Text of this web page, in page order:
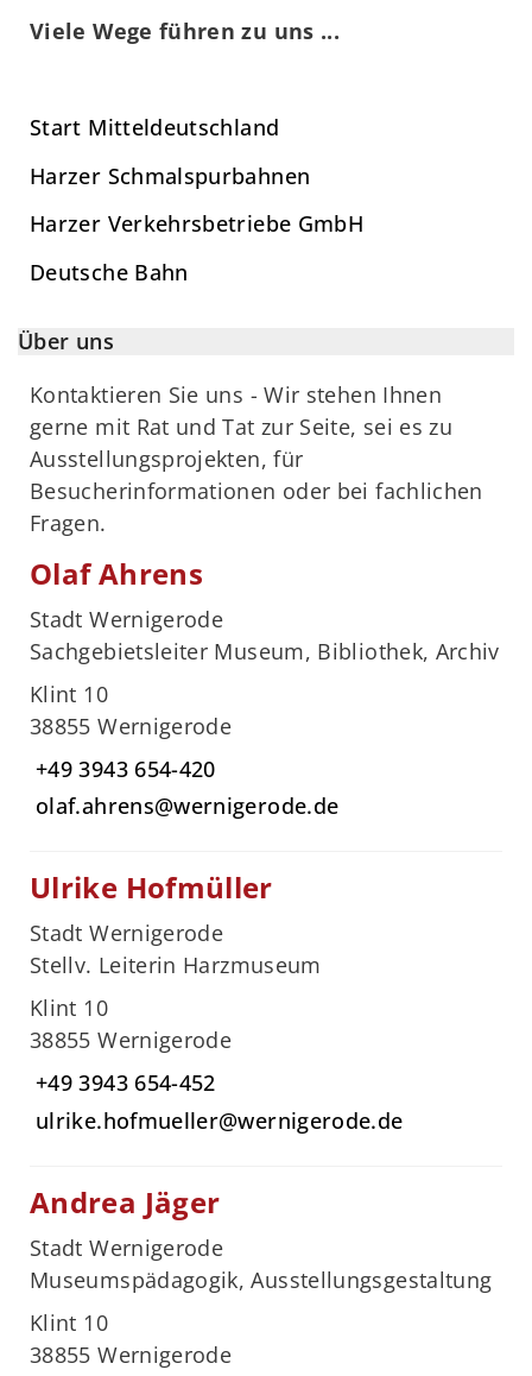
Viele Wege führen zu uns ...
Start Mitteldeutschland
Harzer Schmalspurbahnen
Harzer Verkehrsbetriebe GmbH
Deutsche Bahn
Über uns
Kontaktieren Sie uns - Wir stehen Ihnen
gerne mit Rat und Tat zur Seite, sei es zu
Ausstellungsprojekten, für
Besucherinformationen oder bei fachlichen
Fragen.
Olaf Ahrens
Stadt Wernigerode
Sachgebietsleiter Museum, Bibliothek, Archiv
Klint 10
38855 Wernigerode
+49 3943 654-420
olaf.ahrens@wernigerode.de
Ulrike Hofmüller
Stadt Wernigerode
Stellv. Leiterin Harzmuseum
Klint 10
38855 Wernigerode
+49 3943 654-452
ulrike.hofmueller@wernigerode.de
Andrea Jäger
Stadt Wernigerode
Museumspädagogik, Ausstellungsgestaltung
Klint 10
38855 Wernigerode